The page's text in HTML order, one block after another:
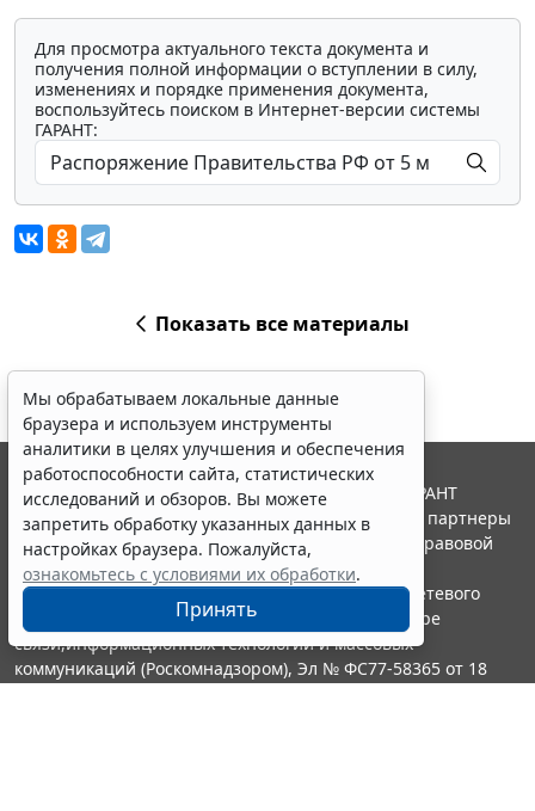
Для просмотра актуального текста документа и
получения полной информации о вступлении в силу,
изменениях и порядке применения документа,
воспользуйтесь поиском в Интернет-версии системы
ГАРАНТ:
Показать все материалы
Мы обрабатываем локальные данные
браузера и используем инструменты
аналитики в целях улучшения и обеспечения
работоспособности сайта, статистических
исследований и обзоров. Вы можете
запретить обработку указанных данных в
настройках браузера. Пожалуйста,
ознакомьтесь с условиями их обработки.
Принять
© ООО "НПП "ГАРАНТ-СЕРВИС", 2026. Система ГАРАНТ
выпускается с 1990 года. Компания "Гарант" и ее партнеры
являются участниками Российской ассоциации правовой
информации ГАРАНТ.
Портал ГАРАНТ.РУ зарегистрирован в качестве сетевого
издания Федеральной службой по надзору в сфере
связи,информационных технологий и массовых
коммуникаций (Роскомнадзором), Эл № ФС77-58365 от 18